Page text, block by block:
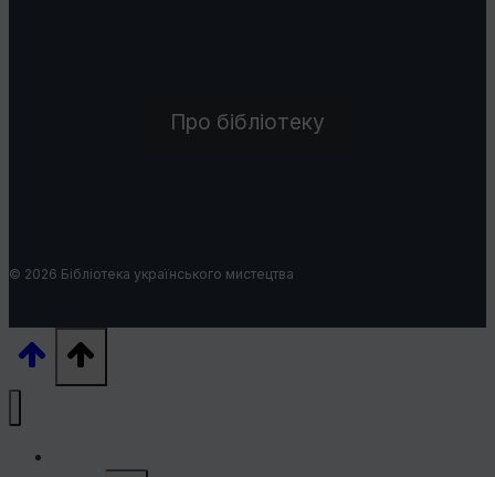
Про бібліотеку
© 2026 Бібліотека українського мистецтва